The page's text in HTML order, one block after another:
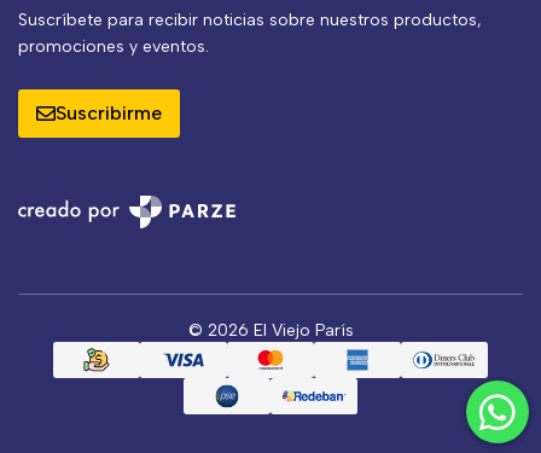
Suscríbete para recibir noticias sobre nuestros productos,
promociones y eventos.
Suscribirme
© 2026 El Viejo París